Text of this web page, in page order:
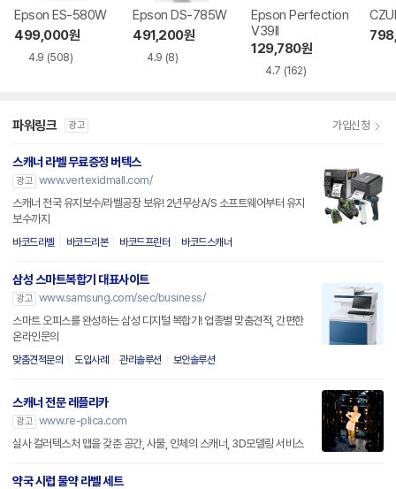
Epson ES-580W
499,000원
4.9 (508)
Epson DS-785W
491,200원
4.9 (8)
Epson Perfection
V39II
129,780원
4.7 (162)
파워링크 광고 가입신청
스캐너 라벨 무료증정 버텍스
광고 www.vertexidmall.com/
스캐너 전국 유지보수/라벨공장 보유! 2년무상A/S 소프트웨어부터 유지
보수까지
바코드라벨 바코드리본 바코드프린터 바코드스캐너
삼성 스마트복합기 대표사이트
광고 www.samsung.com/sec/business/
스마트 오피스를 완성하는 삼성 디지털 복합기! 업종별 맞춤견적, 간편한
온라인문의
맞춤견적문의 도입사례 관리솔루션 보안솔루션
스캐너 전문 레플리카
광고 www.re-plica.com
실사 컬러텍스처 맵을 갖춘 공간, 사물, 인체의 스캐너, 3D모델링 서비스
약국 시럽 물약 라벨 세트